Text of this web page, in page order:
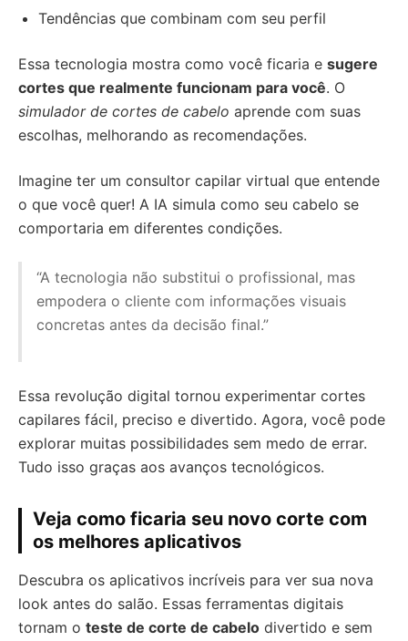
Tendências que combinam com seu perfil
Essa tecnologia mostra como você ficaria e sugere
cortes que realmente funcionam para você. O
simulador de cortes de cabelo aprende com suas
escolhas, melhorando as recomendações.
Imagine ter um consultor capilar virtual que entende
o que você quer! A IA simula como seu cabelo se
comportaria em diferentes condições.
“A tecnologia não substitui o profissional, mas
empodera o cliente com informações visuais
concretas antes da decisão final.”
Essa revolução digital tornou experimentar cortes
capilares fácil, preciso e divertido. Agora, você pode
explorar muitas possibilidades sem medo de errar.
Tudo isso graças aos avanços tecnológicos.
Veja como ficaria seu novo corte com
os melhores aplicativos
Descubra os aplicativos incríveis para ver sua nova
look antes do salão. Essas ferramentas digitais
tornam o teste de corte de cabelo divertido e sem